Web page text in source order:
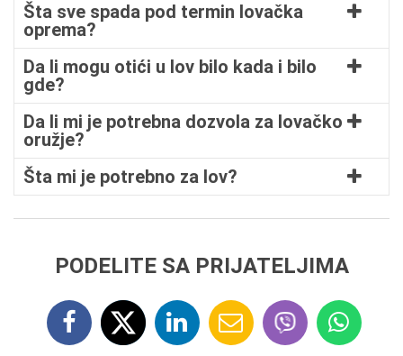
Šta sve spada pod termin lovačka
oprema?
Da li mogu otići u lov bilo kada i bilo
gde?
Da li mi je potrebna dozvola za lovačko
oružje?
Šta mi je potrebno za lov?
PODELITE SA PRIJATELJIMA